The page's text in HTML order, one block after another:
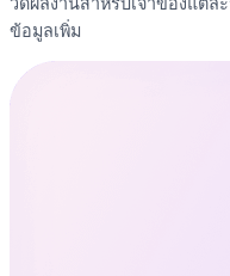
ข้อมูลเพิ่ม